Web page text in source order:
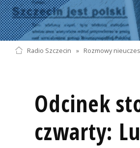
Radio Szczecin » Rozmowy
Odcinek
czwarty: